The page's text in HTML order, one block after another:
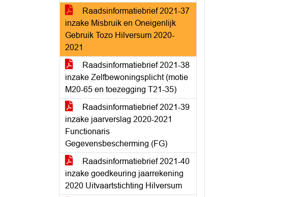
Raadsinformatiebrief 2021-37
inzake Misbruik en Oneigenlijk
Gebruik Tozo Hilversum 2020-
2021
Raadsinformatiebrief 2021-38
inzake Zelfbewoningsplicht (motie
M20-65 en toezegging T21-35)
Raadsinformatiebrief 2021-39
inzake jaarverslag 2020-2021
Functionaris
Gegevensbescherming (FG)
Raadsinformatiebrief 2021-40
inzake goedkeuring jaarrekening
2020 Uitvaartstichting Hilversum